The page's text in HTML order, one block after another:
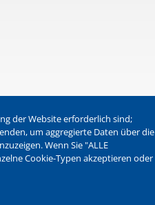
Newsletter der Stadt Waltrop
der Website erforderlich sind;
um aggregierte Daten über die
Wenn Sie "ALLE
Cookie-Typen akzeptieren oder